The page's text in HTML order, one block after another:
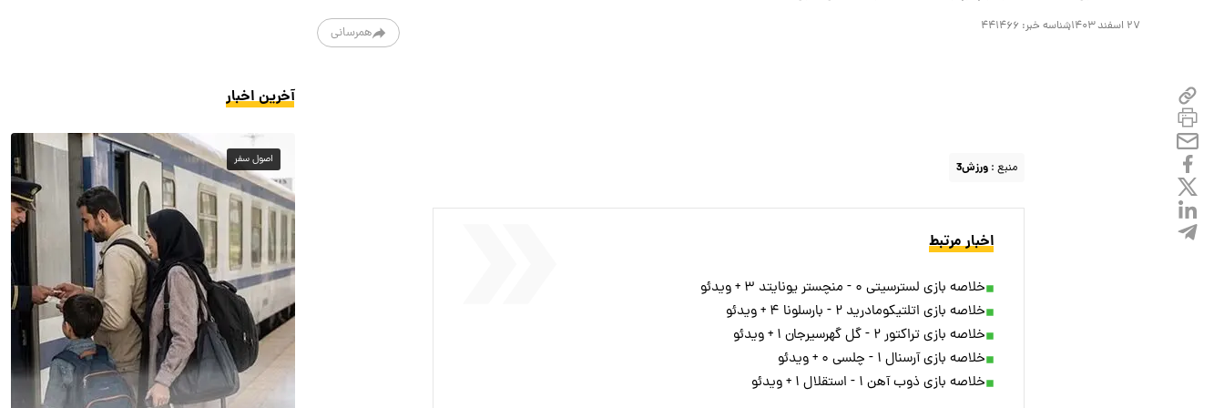
۲۷ اسفند ۱۴۰۳ شناسه خبر: ۴۴۱۴۶۶ همرسانی
منبع : ورزش3
اخبار مرتبط
خلاصه بازی لسترسیتی ۰ - منچستر یونایتد ۳ + ویدئو
خلاصه بازی اتلتیکومادرید ۲ - بارسلونا ۴ + ویدئو
خلاصه بازی تراکتور ۲ - گل گهرسیرجان ۱ + ویدئو
خلاصه بازی آرسنال ۱ - چلسی ۰ + ویدئو
خلاصه بازی ذوب آهن ۱ - استقلال ۱ + ویدئو
آخرین اخبار
اصول سفر